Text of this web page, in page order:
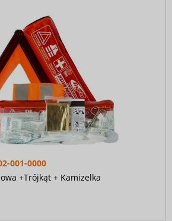
001-0000
+Trójkąt + Kamizelka